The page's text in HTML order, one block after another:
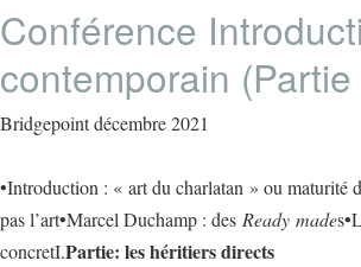
Conférence
contemporain (Partie
Bridgepoint décembre 2021
•Introduction : « art du charlatan » ou maturité
pas l’art•Marcel Duchamp : des Ready made
concretI.Partie: les héritiers directs